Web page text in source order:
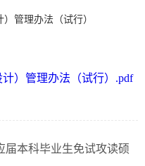
管理办法（试行）
）管理办法（试行）.pdf
届本科毕业生免试攻读硕